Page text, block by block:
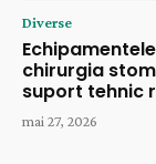
Diverse
chirurgia
suport tehnic
mai 27, 2026